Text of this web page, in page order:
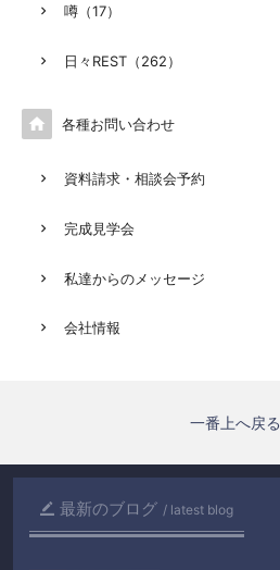
噂（17）
日々REST（262）
 各種お問い合わせ
資料請求・相談会予約
完成見学会
私達からのメッセージ
会社情報
一番上へ戻る
 最新のブログ latest blog